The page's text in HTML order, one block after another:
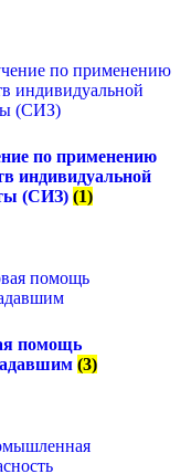
по применению
индивидуальной
(СИЗ) (1)
помощь
(3)